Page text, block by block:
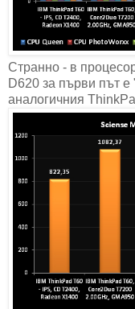
Странно - в
D620 за първи път е
аналогичния